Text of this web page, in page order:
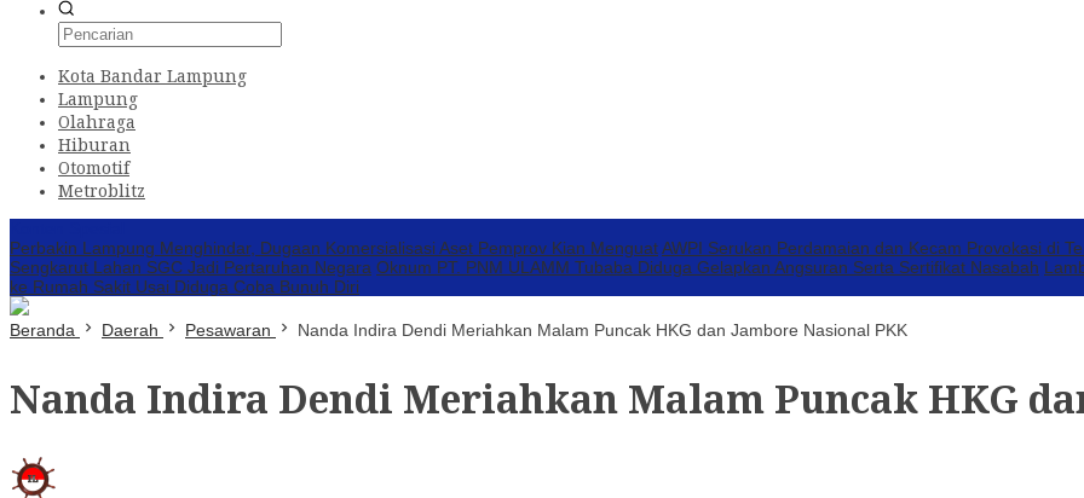
Kota Bandar Lampung
Lampung
Olahraga
Hiburan
Otomotif
Metroblitz
Perbakin Lampung Menghindar, Dugaan Komersialisasi Aset Pemprov Kian MenguatAWPI Serukan Perdamaian dan Kecam Provokasi di
Sengkarut Lahan SGC Jadi Pertaruhan Negara Oknum PT. PNM ULAMM Tubaba Diduga Gelapkan Angsuran Serta Sertifikat Nasabah
ke Rumah Sakit Usai Diduga Coba Bunuh Diri
Beranda Daerah Pesawaran Nanda Indira Dendi Meriahkan Malam Puncak HKG dan Jambore Nasional PKK
Nanda Indira Dendi Meriahkan Malam Puncak HKG